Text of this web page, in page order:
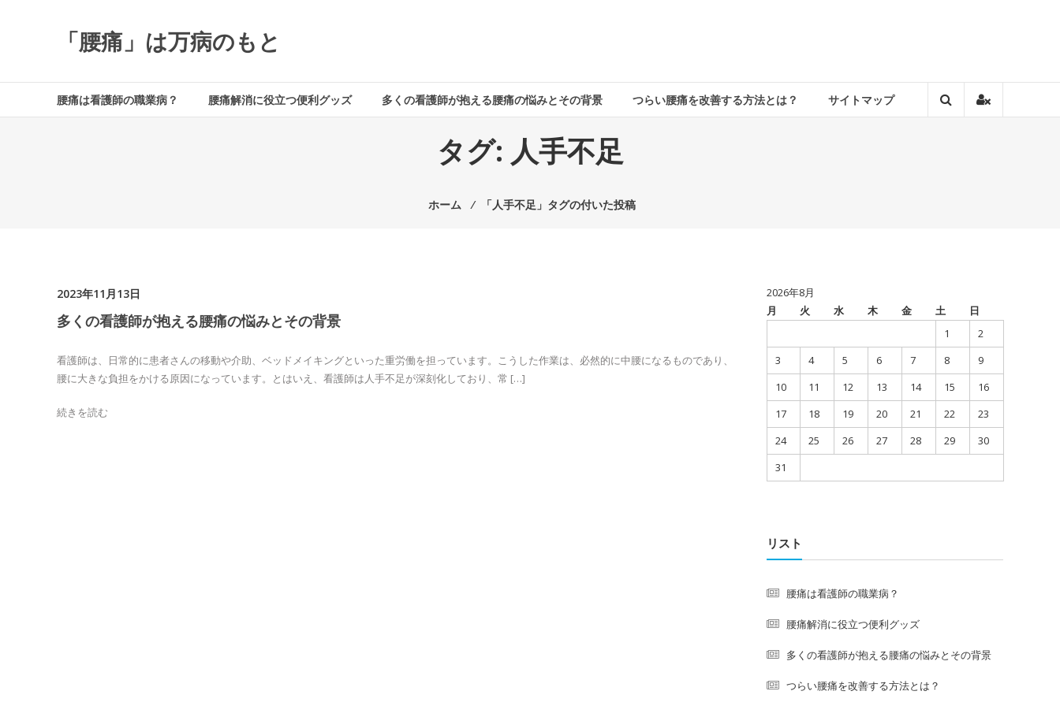
ツ
ス
「腰痛」は万病のもと
腰痛は看護師の職業病？ 腰痛解消に役立つ便利グッズ 多くの看護師が抱える腰痛の悩みとその背景 つらい腰痛を改善する方法とは？ サイトマップ
タグ: 人手不足
ホーム ⁄ 「人手不足」タグの付いた投稿
2023年11月13日
多くの看護師が抱える腰痛の悩みとその背景
看護師は、日常的に患者さんの移動や介助、ベッドメイキングといった重労働を担っています。こうした作業は、必然的に中腰になるものであり、
腰に大きな負担をかける原因になっています。とはいえ、看護師は人手不足が深刻化しており、常 […]
続きを読む
2026年8月
月
火 水 木 金 土
日
1
2
3
4 5 6 7 8
9
10
11 12 13 14 15
16
17
18 19 20 21 22
23
24
25 26 27 28 29
30
31
リスト
腰痛は看護師の職業病？
腰痛解消に役立つ便利グッズ
多くの看護師が抱える腰痛の悩みとその背景
つらい腰痛を改善する方法とは？